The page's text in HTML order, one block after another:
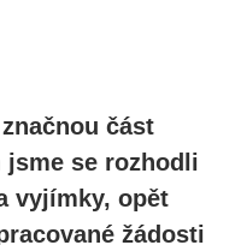
část
jsme se rozhodli
vyjímky, opět
žádosti